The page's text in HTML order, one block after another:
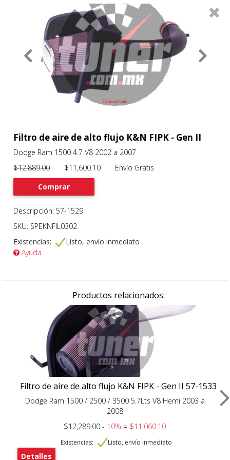
About
Services
Clients
Productos Filtros 0
Previous
Filtro de aire de alto flujo K&N FIPK - Gen II
Dodge Ram 1500 4.7 V8 2002 a 2007
$12,889.00$11,600.10 Envío Gratis
Comprar
Descripción: 57-1529
SKU: SPEKNFIL0302
Existencias:
Listo, envío inmediato
Ayuda
Productos relacionados:
Filtro de aire de alto flujo K&N FIPK - Gen II 57-1533
Dodge Ram 1500 / 2500 / 3500 5.7Lts V8 Hemi 2003 a
2008
$12,289.00 - 10%= $11,060.10
Existencias: Listo, envío inmediato
Detalles